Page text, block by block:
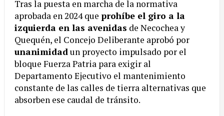
Tras la puesta en marcha de la normativa
aprobada en 2024 que prohíbe el giro a la
izquierda en las avenidas de Necochea y
Quequén, el Concejo Deliberante aprobó por
unanimidadun proyecto impulsado por el
bloque Fuerza Patria para exigir al
Departamento Ejecutivo el mantenimiento
constante de las calles de tierra alternativas que
absorben ese caudal de tránsito.